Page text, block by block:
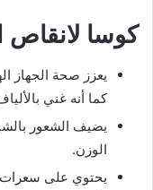
كوسا لانقاص
يعزز صحة الجهاز
كما أنه غني
يضيف الشعور
الوزن.
يحتوي على سعرات